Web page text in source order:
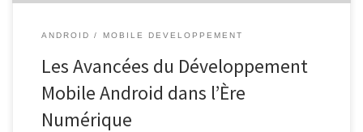
ANDROID MOBILE DEVELOPPEMENT
Les Avancées du Développement
Mobile Android dans l’Ère
Numérique